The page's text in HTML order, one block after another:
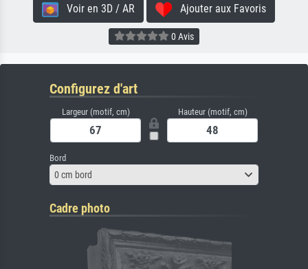
Voir en 3D / AR Ajouter aux Favoris
0 Avis
Configurez d'art
Largeur (motif, cm) Hauteur (motif, cm)
Bord
0 cm bord
Cadre photo